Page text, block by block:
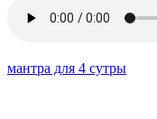
мантра для 4 сутры